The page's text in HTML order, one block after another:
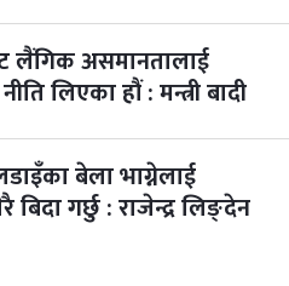
लैंगिक असमानतालाई
लिएका हौं : मन्त्री बादी
बेला भाग्नेलाई
बिदा गर्छु : राजेन्द्र लिङ्देन